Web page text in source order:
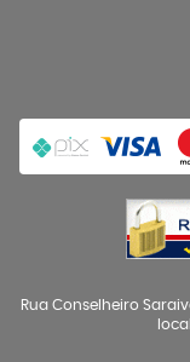
Rua Conselheiro